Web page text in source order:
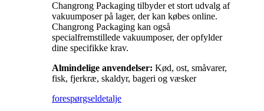
Changrong Packaging tilbyder et stort udvalg af
vakuumposer på lager, der kan købes online.
Changrong Packaging kan også
specialfremstillede vakuumposer, der opfylder
dine specifikke krav.
Almindelige anvendelser: Kød, ost, småvarer,
fisk, fjerkræ, skaldyr, bageri og væsker
forespørgseldetalje